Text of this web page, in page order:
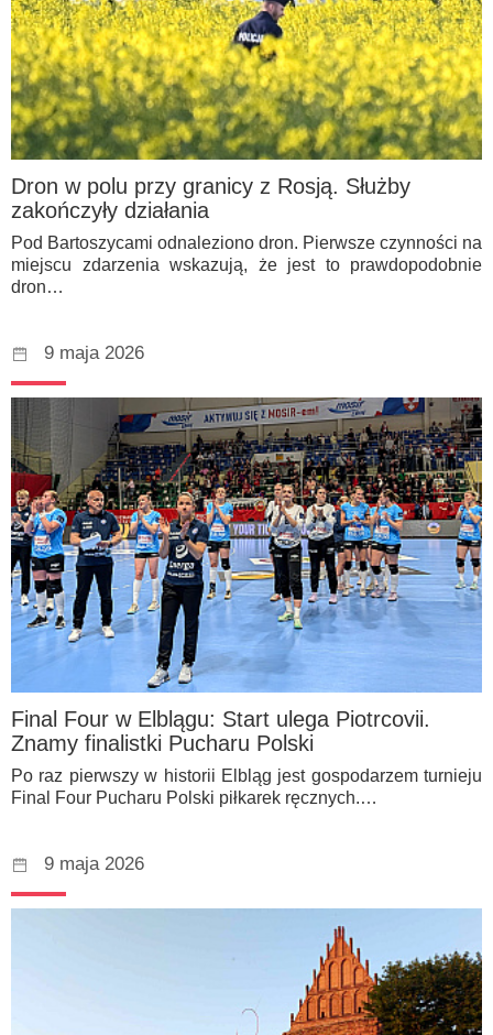
Dron w polu przy granicy z Rosją. Służby
zakończyły działania
Pod Bartoszycami odnaleziono dron. Pierwsze czynności na
miejscu zdarzenia wskazują, że jest to prawdopodobnie
dron…
9 maja 2026
Final Four w Elblągu: Start ulega Piotrcovii.
Znamy finalistki Pucharu Polski
Po raz pierwszy w historii Elbląg jest gospodarzem turnieju
Final Four Pucharu Polski piłkarek ręcznych.…
9 maja 2026